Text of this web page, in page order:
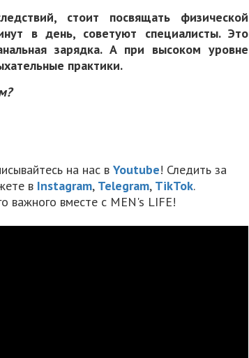
стоит посвящать физической
в день, советуют специалисты. Это
зарядка. А при высоком уровне
практики.
на нас в Youtube! Следить за
в Instagram, Telegram, TikTok.
важного вместе с MEN's LIFE!